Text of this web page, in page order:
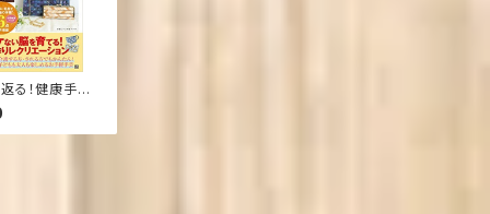
る！健康手芸
ソフトカバー）)